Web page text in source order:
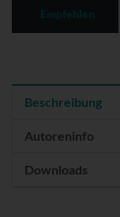
Beschreibung
Autoreninfo
Downloads